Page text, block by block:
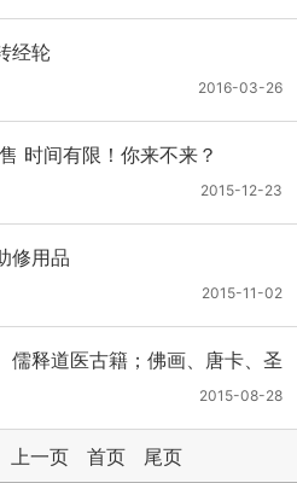
经轮
2016-03-26
时间有限！你来不来？
2015-12-23
修用品
2015-11-02
儒释道医古籍；佛画、唐卡、圣
铸佛像；中药养生香【法物流通
2015-08-28
上一页 首页 尾页